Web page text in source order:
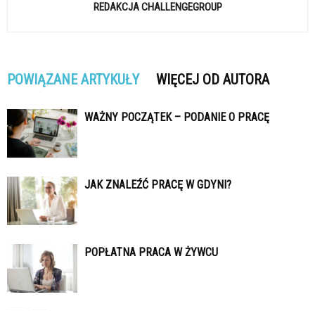
REDAKCJA CHALLENGEGROUP
POWIĄZANE ARTYKUŁY WIĘCEJ OD AUTORA
WAŻNY POCZĄTEK – PODANIE O PRACĘ
JAK ZNALEŹĆ PRACĘ W GDYNI?
POPŁATNA PRACA W ŻYWCU